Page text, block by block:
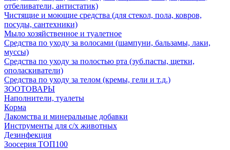
отбеливатели, антистатик)
Чистящие и моющие средства (для стекол, пола, ковров,
посуды, сантехники)
Мыло хозяйственное и туалетное
Средства по уходу за волосами (шампуни, бальзамы, лаки,
муссы)
Средства по уходу за полостью рта (зуб.пасты, щетки,
ополаскиватели)
Средства по уходу за телом (кремы, гели и т.д.)
ЗООТОВАРЫ
Наполнители, туалеты
Корма
Лакомства и минеральные добавки
Инструменты для с/х животных
Дезинфекция
Зоосерия ТОП100